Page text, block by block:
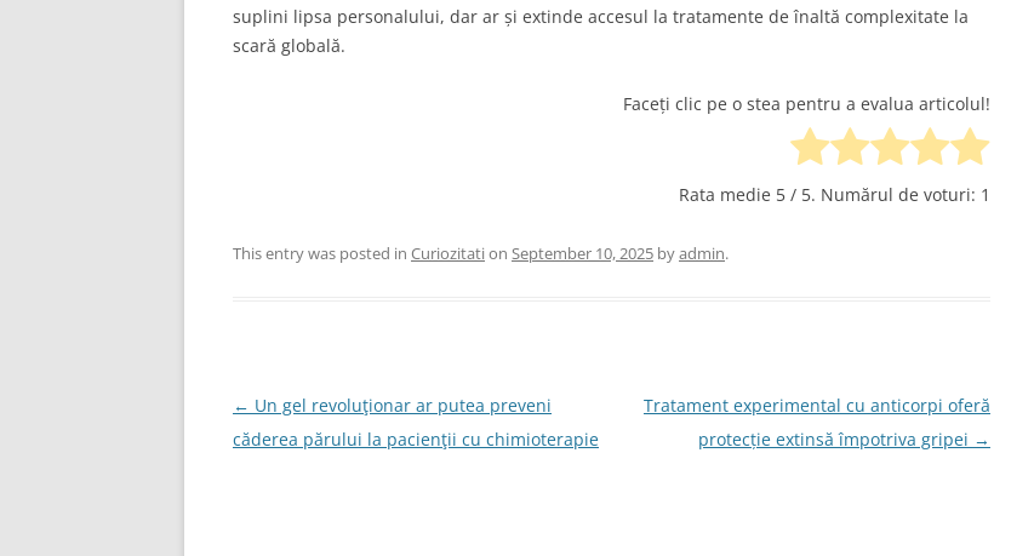
suplini lipsa personalului, dar ar și extinde accesul la tratamente de înaltă complexitate la
scară globală.
Faceți clic pe o stea pentru a evalua articolul!
Rata medie 5/ 5. Numărul de voturi: 1
This entry was posted in Curiozitation September 10, 2025 byadmin.
Post
navigation
← Un gel revoluţionar ar putea preveni
căderea părului la pacienţii cu chimioterapie
Tratament experimental cu anticorpi oferă
protecție extinsă împotriva gripei →